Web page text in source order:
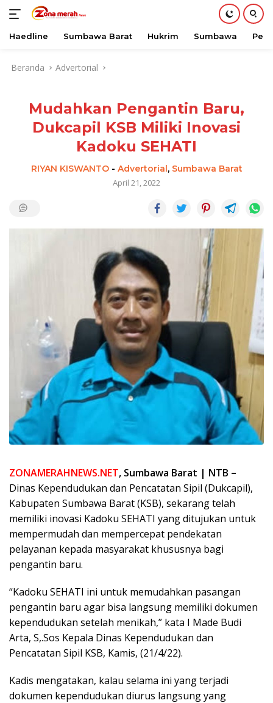
Haedline Sumbawa Barat Hukrim Sumbawa
Beranda Advertorial
Mudahkan Pengantin Baru,
Dukcapil KSB Miliki Inovasi
Kadoku SEHATI
RIYAN KISWANTO- Advertorial, Sumbawa Barat
April 21, 2022
ZONAMERAHNEWS.NET, Sumbawa Barat | NTB –
Dinas Kependudukan dan Pencatatan Sipil (Dukcapil),
Kabupaten Sumbawa Barat (KSB), sekarang telah
memiliki inovasi Kadoku SEHATI yang ditujukan untuk
mempermudah dan mempercepat pendekatan
pelayanan kepada masyarakat khususnya bagi
pengantin baru.
“Kadoku SEHATI ini untuk memudahkan pasangan
pengantin baru agar bisa langsung memiliki dokumen
kependudukan setelah menikah,” kata I Made Budi
Arta, S,.Sos Kepala Dinas Kependudukan dan
Pencatatan Sipil KSB, Kamis, (21/4/22).
Kadis mengatakan, kalau selama ini yang terjadi
dokumen kependudukan diurus langsung yang